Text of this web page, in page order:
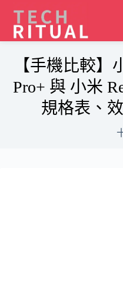
content
【手機比較】
Pro+ 與 小米
規格表、